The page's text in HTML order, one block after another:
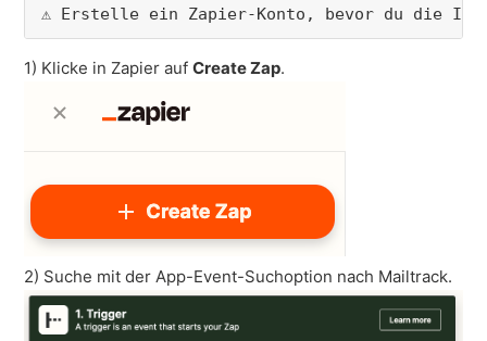
⚠️ Erstelle ein Zapier-Konto, bevor du die
1) Klicke in Zapier aufCreate Zap.
2) Suche mit der App-Event-Suchoption nach Mailtrack.